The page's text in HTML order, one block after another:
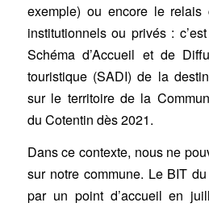
exemple) ou encore le relais
institutionnels ou privés :
Schéma d’Accueil et de
touristique (SADI) de la
sur le territoire de la
du Cotentin dès 2021.
Dans ce contexte, nous ne
sur notre commune. Le BIT
par un point d’accueil en